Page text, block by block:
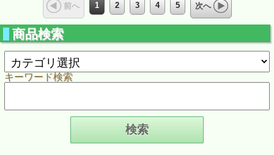
前へ 1 2 3 4 5 次へ
商品検索
キーワード検索